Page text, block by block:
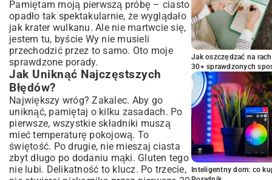
Pamiętam moją pierwszą próbę – ciasto
opadło tak spektakularnie, że wyglądało
jak krater wulkanu. Ale nie martwcie się,
jestem tu, byście Wy nie musieli
przechodzić przez to samo. Oto moje
sprawdzone porady.
Jak Uniknąć Najczęstszych
Błędów?
Największy wróg? Zakalec. Aby go
uniknąć, pamiętaj o kilku zasadach. Po
pierwsze, wszystkie składniki muszą
mieć temperaturę pokojową. To
świętość. Po drugie, nie mieszaj ciasta
zbyt długo po dodaniu mąki. Gluten tego
nie lubi. Delikatność to klucz. Po trzecie,
Jak oszczędzać na
30+ sprawdzonych
Inteligentny dom: co